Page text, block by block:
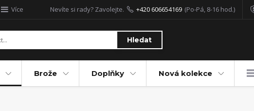
Více
Hledat
Nevíte si rady? Zavolejte. +420 606654169 (Po-Pá, 8-16 hod.)
Brože Doplňky Nová kolekce